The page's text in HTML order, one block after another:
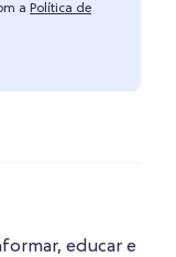
a Política de
educar e